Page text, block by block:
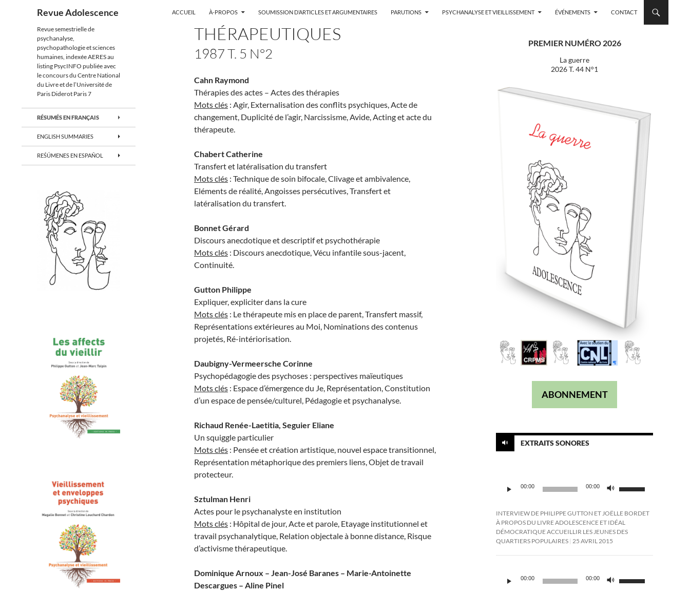
Revue Adolescence
ACCUEIL
À-PROPOS SOUMISSION D’ARTICLES ET ARGUMENTAIRES PARUTIONS PSYCHANALYSE ET VIEILLISSEMENT ÉVÉNEMENTS CONTACT
THÉRAPEUTIQUES
1987 T. 5 N°2
Cahn Raymond
Thérapies des actes – Actes des thérapies
Mots clés : Agir, Externalisation des conflits psychiques, Acte de
changement, Duplicité de l’agir, Narcissisme, Avide, Acting et acte du
thérapeute.
Chabert Catherine
Transfert et latéralisation du transfert
Mots clés : Technique de soin bifocale, Clivage et ambivalence,
Eléments de réalité, Angoisses persécutives, Transfert et
latéralisation du transfert.
Bonnet Gérard
Discours anecdotique et descriptif et psychothérapie
Mots clés : Discours anecdotique, Vécu infantile sous-jacent,
Continuité.
Gutton Philippe
Expliquer, expliciter dans la cure
Mots clés : Le thérapeute mis en place de parent, Transfert massif,
Représentationsextérieures au Moi, Nominations des contenus
projetés, Ré-intériorisation.
Daubigny-Vermeersche Corinne
Psychopédagogie des psychoses : perspectives maïeutiques
Mots clés : Espace d’émergence du Je, Représentation, Constitution
d’un espace de pensée/culturel, Pédagogie et psychanalyse.
Richaud Renée-Laetitia, Seguier Eliane
Un squiggle particulier
Mots clés : Pensée et création artistique, nouvel espace transitionnel,
Représentation métaphorique des premiers liens, Objet de travail
protecteur.
Sztulman Henri
Actes pour le psychanalyste en institution
Mots clés : Hôpital de jour, Acte et parole, Etayage institutionnel et
travail psychanalytique, Relation objectale à bonne distance, Risque
d’activisme thérapeutique.
Dominique Arnoux – Jean-José Baranes – Marie-Antoinette
Descargues – Aline Pinel
PREMIER NUMÉRO 2026
La guerre
2026 T. 44 N°1
ABONNEMENT
EXTRAITS SONORES
audio
00:00 00:00
les
haut/bas
pour
augmenter
le
INTERVIEW DE PHILIPPE GUTTON ET JOËLLE BORDET
À PROPOS DU LIVRE ADOLESCENCE ET IDÉAL
DÉMOCRATIQUE ACCUEILLIR LES JEUNES DES
QUARTIERS POPULAIRES 25 AVRIL 2015
audio
00:00 00:00
les
Revue semestrielle de
psychanalyse,
psychopathologie et sciences
humaines, indexée AERES au
listing PsycINFO publiée avec
le concours du Centre National
du Livre et de l’Université de
Paris Diderot Paris 7
RÉSUMÉS EN FRANÇAIS
ENGLISH SUMMARIES
REŚÚMENES EN ESPAÑOL